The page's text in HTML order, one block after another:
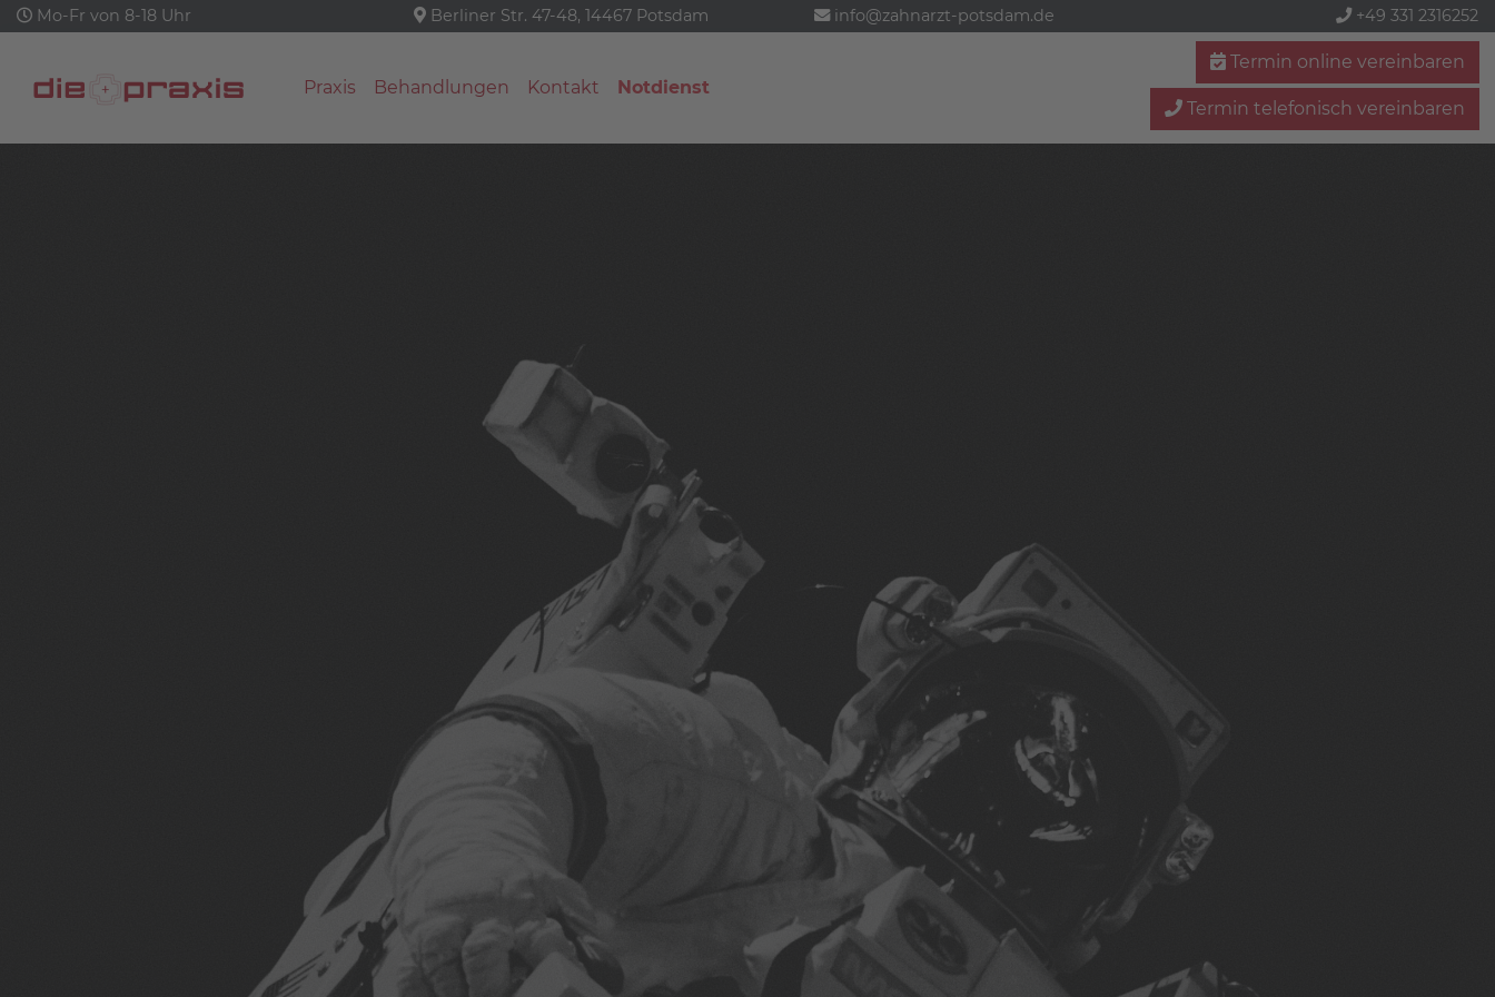
Mo-Fr von 8-18 Uhr Berliner Str. 47-48, 14467 Potsdam info@zahnarzt-potsdam.de +49 331 2316252
Praxis Behandlungen Kontakt Notdienst
Termin online vereinbaren
Termin telefonisch vereinbaren